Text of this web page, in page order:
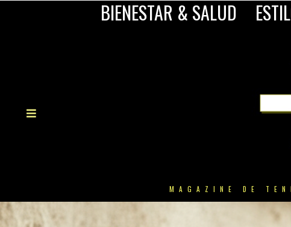
BIENESTAR & SALUD
MAGAZINE DE